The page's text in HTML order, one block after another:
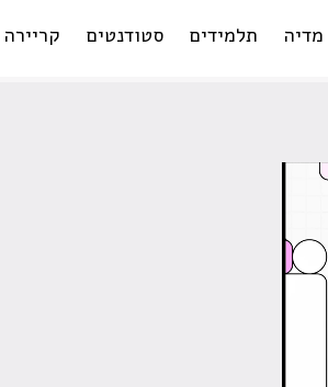
מדיה תלמידים סטודנטים קריירה